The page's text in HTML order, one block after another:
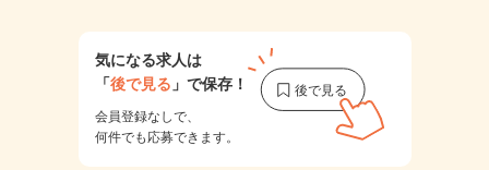
気になる求人は
「後で見る 」で保存！
会員登録なしで、
何件でも応募できます。